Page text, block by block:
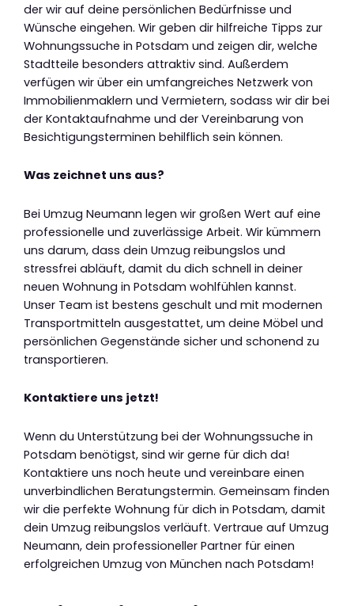
der wir auf deine persönlichen Bedürfnisse und
Wünsche eingehen. Wir geben dir hilfreiche Tipps zur
Wohnungssuche in Potsdam und zeigen dir, welche
Stadtteile besonders attraktiv sind. Außerdem
verfügen wir über ein umfangreiches Netzwerk von
Immobilienmaklern und Vermietern, sodass wir dir bei
der Kontaktaufnahme und der Vereinbarung von
Besichtigungsterminen behilflich sein können.
Was zeichnet uns aus?
Bei Umzug Neumann legen wir großen Wert auf eine
professionelle und zuverlässige Arbeit. Wir kümmern
uns darum, dass dein Umzug reibungslos und
stressfrei abläuft, damit du dich schnell in deiner
neuen Wohnung in Potsdam wohlfühlen kannst.
Unser Team ist bestens geschult und mit modernen
Transportmitteln ausgestattet, um deine Möbel und
persönlichen Gegenstände sicher und schonend zu
transportieren.
Kontaktiere uns jetzt!
Wenn du Unterstützung bei der Wohnungssuche in
Potsdam benötigst, sind wir gerne für dich da!
Kontaktiere uns noch heute und vereinbare einen
unverbindlichen Beratungstermin. Gemeinsam finden
wir die perfekte Wohnung für dich in Potsdam, damit
dein Umzug reibungslos verläuft. Vertraue auf Umzug
Neumann, dein professioneller Partner für einen
erfolgreichen Umzug von München nach Potsdam!